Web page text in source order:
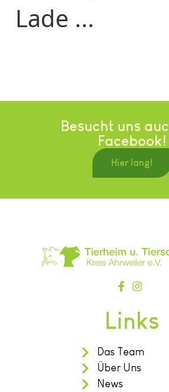
Lade ...
Besucht uns
Facebook!
Hier lang!
Links
Das Team
Über Uns
News